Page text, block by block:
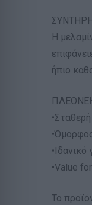
Η
ήπιο
•Value
Το